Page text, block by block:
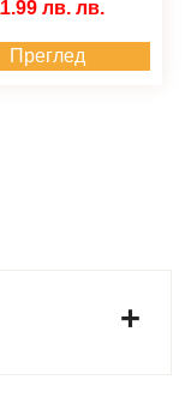
лв. лв.
Преглед